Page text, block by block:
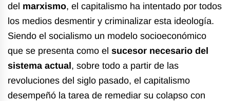
del marxismo, el capitalismo ha intentado por todos
los medios desmentir y criminalizar esta ideología.
Siendo el socialismo un modelo socioeconómico
que se presenta como el sucesor necesario del
sistema actual, sobre todo a partir de las
revoluciones del siglo pasado, el capitalismo
desempeñó la tarea de remediar su colapso con